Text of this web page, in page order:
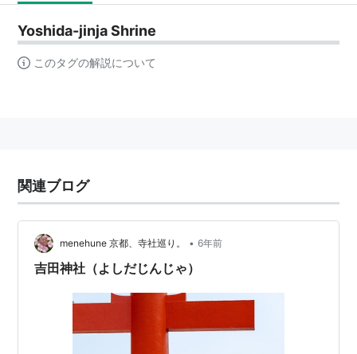
Yoshida-jinja Shrine
このタグの解説について
関連ブログ
menehune 京都、寺社巡り。 • 6年前
吉田神社（よしだじんじゃ）